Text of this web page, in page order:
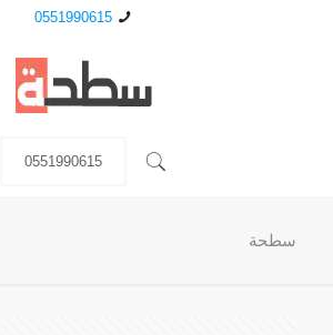
0551990615
0551990615
سطحة